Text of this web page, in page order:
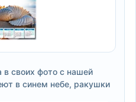
своих фото с нашей
в синем небе, ракушки